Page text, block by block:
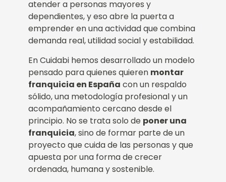
atender a personas mayores y
dependientes, y eso abre la puerta a
emprender en una actividad que combina
demanda real, utilidad social y estabilidad.
En Cuidabi hemos desarrollado un modelo
pensado para quienes quieren montar
franquicia en España con un respaldo
sólido, una metodología profesional y un
acompañamiento cercano desde el
principio. No se trata solo de poner una
franquicia, sino de formar parte de un
proyecto que cuida de las personas y que
apuesta por una forma de crecer
ordenada, humana y sostenible.